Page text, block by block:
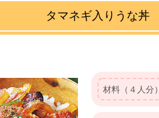
タマネギ入りうな丼
材料（４人分）